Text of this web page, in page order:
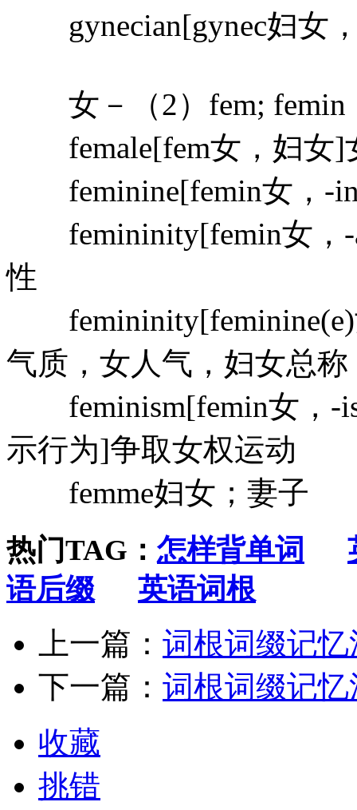
gynecian[gynec妇女
女－（2）fem; femin
female[fem女，妇女]
feminine[femin女，-
femininity[femin女，-
性
femininity[feminine(e)
气质，女人气，妇女总称
feminism[femin女，-
示行为]争取女权运动
femme妇女；妻子
热门TAG： 怎样背单词
语后缀
英语词根
上一篇： 词根词缀记
下一篇： 词根词缀记
收藏
挑错